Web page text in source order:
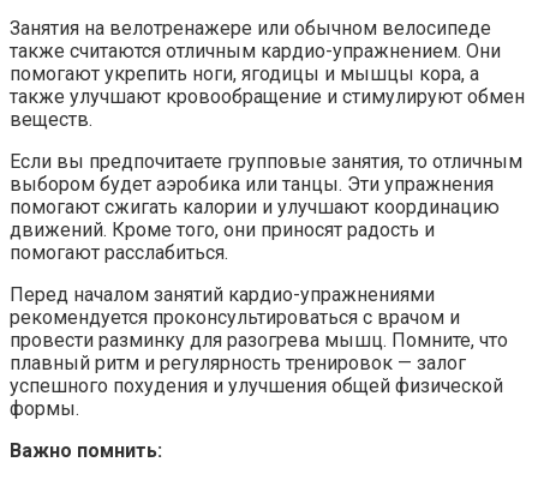
Занятия на велотренажере или обычном велосипеде
также считаются отличным кардио-упражнением. Они
помогают укрепить ноги, ягодицы и мышцы кора, а
также улучшают кровообращение и стимулируют обмен
веществ.
Если вы предпочитаете групповые занятия, то отличным
выбором будет аэробика или танцы. Эти упражнения
помогают сжигать калории и улучшают координацию
движений. Кроме того, они приносят радость и
помогают расслабиться.
Перед началом занятий кардио-упражнениями
рекомендуется проконсультироваться с врачом и
провести разминку для разогрева мышц. Помните, что
плавный ритм и регулярность тренировок — залог
успешного похудения и улучшения общей физической
формы.
Важно помнить: